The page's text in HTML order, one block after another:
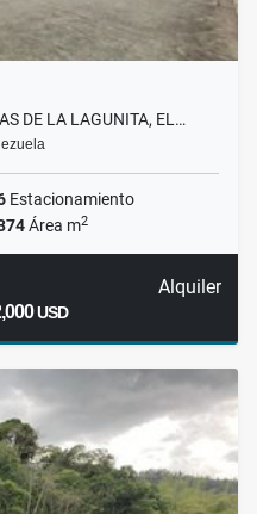
DE LA LAGUNITA, EL…
Estacionamiento
Área m2
Alquiler
USD